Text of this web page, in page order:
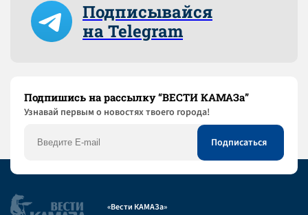
Подписывайся
на Telegram
Подпишись на рассылку “ВЕСТИ КАМАЗа”
Узнaвай первым о новостях твоего города!
«Вести КАМАЗа»